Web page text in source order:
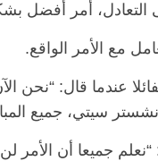
مع الأمر الواقع.
عندما قال: “نحن
سيتي، جميع
جميعا أن الأمر